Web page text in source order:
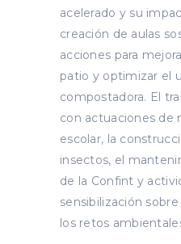
acelerado y su
creación de aulas
acciones para
patio y optimizar el
compostadora. El
con actuaciones de
escolar, la
insectos, el
de la Confint y
sensibilización
los retos